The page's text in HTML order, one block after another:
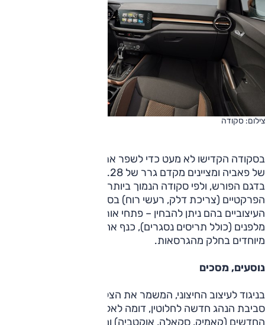
צילום: סקודה
בסקודה הקדישו לא מעט כדי לשפר את היעילות האווירודינמית
בדגם הפורש, ולפי סקודה הנמוך ביותר בסגמנט. מלבד היתרונות
הפרקטיים (צריכת דלק, רעשי רוח) בסקודה מציינים גם את אלה
העיצוביים בהם ניתן להבחין – פתחי אורור אמיתיים בפגוש
מלפנים (כולל תריסים נסגרים), כנף אחורית קטנה וחישוקים
מיוחדים בחלק מהגרסאות.
נוסעים, מסכים
בניגוד לעיצוב החיצוני, המשמר את הצללית של הדור הקודם,
סביבת הנהג חדשה לחלוטין, דומה לאלה שבדגמי סקודה
החדשים (קאמיק, סקאלה, אוקטביה) ומוסיפה עליהן. המרכיב